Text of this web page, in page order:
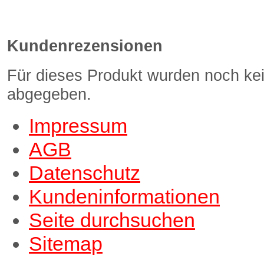
Kundenrezensionen
Für dieses Produkt wurden noch
abgegeben.
Impressum
AGB
Datenschutz
Kundeninformationen
Seite durchsuchen
Sitemap